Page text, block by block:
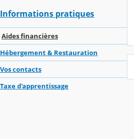
Informations pratiques
Aides financières
Hébergement & Restauration
Vos contacts
Taxe d'apprentissage